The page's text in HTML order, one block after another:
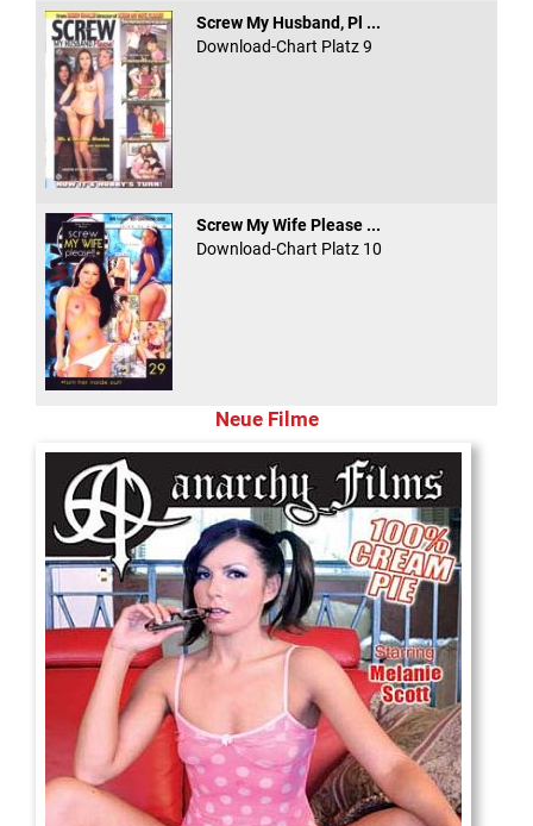
Screw My Husband, Pl ...
Download-Chart Platz 9
Screw My Wife Please ...
Download-Chart Platz 10
Neue Filme